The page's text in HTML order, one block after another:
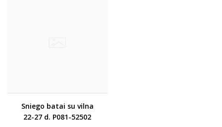
Sniego batai su vilna
22-27 d. P081-52502